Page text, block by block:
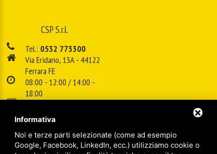
CSP S.r.l.
Tel.: 0532 773300
Via Eridano, 13A - 44122
Ferrara FE
08:00 - 12:00 / 14:00 -
18:00
info@cspsrl.biz
Sitemap / Privacy policy/Legal
Informativa
Noi e terze parti selezionate (come ad esempio
Google, Facebook, LinkedIn, ecc.) utilizziamo cookie o